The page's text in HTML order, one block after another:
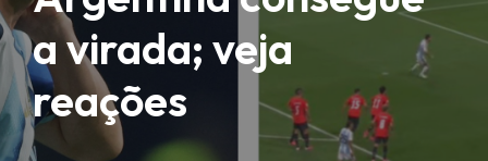
a virada; veja
reações